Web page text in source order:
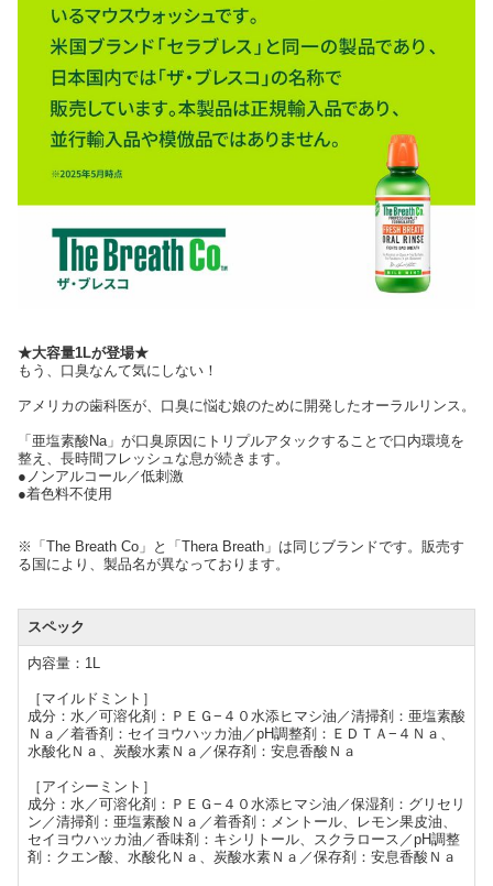
★大容量1Lが登場★
もう、口臭なんて気にしない！
アメリカの歯科医が、口臭に悩む娘のために開発したオーラルリンス。
「亜塩素酸Na」が口臭原因にトリプルアタックすることで口内環境を
整え、長時間フレッシュな息が続きます。
●ノンアルコール／低刺激
●着色料不使用
※「The Breath Co」と「Thera Breath」は同じブランドです。販売す
る国により、製品名が異なっております。
スペック
内容量：1L
［マイルドミント］
成分：水／可溶化剤：ＰＥＧ−４０水添ヒマシ油／清掃剤：亜塩素酸
Ｎａ／着香剤：セイヨウハッカ油／pH調整剤：ＥＤＴＡ−４Ｎａ、
水酸化Ｎａ、炭酸水素Ｎａ／保存剤：安息香酸Ｎａ
［アイシーミント］
成分：水／可溶化剤：ＰＥＧ−４０水添ヒマシ油／保湿剤：グリセリ
ン／清掃剤：亜塩素酸Ｎａ／着香剤：メントール、レモン果皮油、
セイヨウハッカ油／香味剤：キシリトール、スクラロース／pH調整
剤：クエン酸、水酸化Ｎａ、炭酸水素Ｎａ／保存剤：安息香酸Ｎａ